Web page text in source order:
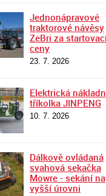
Jednonápravové
traktorové návěsy
ZeBri za
ceny
23. 7. 2026
Elektrická
tříkolka JINPENG
10. 7. 2026
Dálkově ovládaná
svahová sekačka
Mowre - sekání na
vyšší úrovni